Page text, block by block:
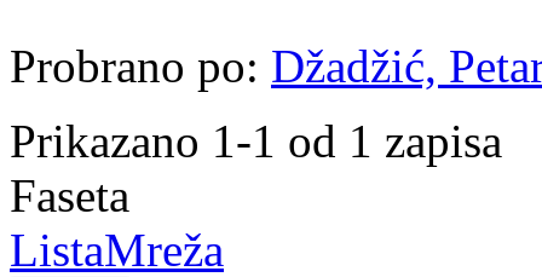
Probrano po: Džadžić,
Prikazano 1-1 od 1 zapisa
Faseta
ListaMreža